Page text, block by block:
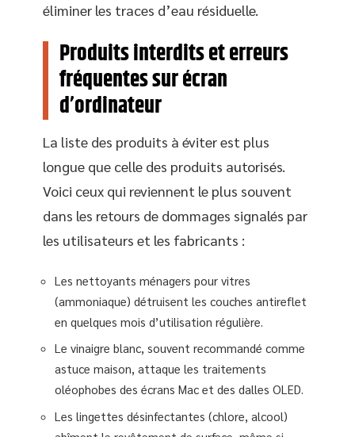
éliminer les traces d’eau résiduelle.
Produits interdits et erreurs
fréquentes sur écran
d’ordinateur
La liste des produits à éviter est plus
longue que celle des produits autorisés.
Voici ceux qui reviennent le plus souvent
dans les retours de dommages signalés par
les utilisateurs et les fabricants :
Les nettoyants ménagers pour vitres
(ammoniaque) détruisent les couches antireflet
en quelques mois d’utilisation régulière.
Le vinaigre blanc, souvent recommandé comme
astuce maison, attaque les traitements
oléophobes des écrans Mac et des dalles OLED.
Les lingettes désinfectantes (chlore, alcool)